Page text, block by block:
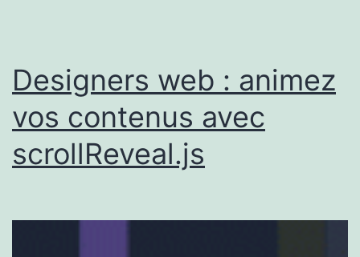
Designers web : animez
vos contenus avec
scrollReveal.js